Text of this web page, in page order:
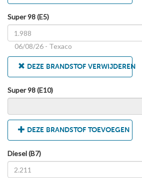
Super 98 (E5)
06/08/26 - Texaco
DEZE BRANDSTOF VERWIJDEREN
Super 98 (E10)
DEZE BRANDSTOF TOEVOEGEN
Diesel (B7)